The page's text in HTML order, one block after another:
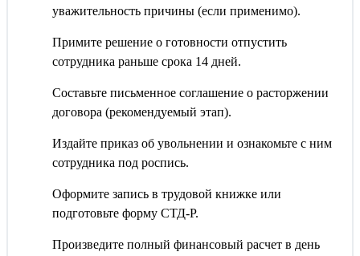
уважительность причины (если применимо).
Примите решение о готовности отпустить
сотрудника раньше срока 14 дней.
Составьте письменное соглашение о расторжении
договора (рекомендуемый этап).
Издайте приказ об увольнении и ознакомьте с ним
сотрудника под роспись.
Оформите запись в трудовой книжке или
подготовьте форму СТД-Р.
Произведите полный финансовый расчет в день